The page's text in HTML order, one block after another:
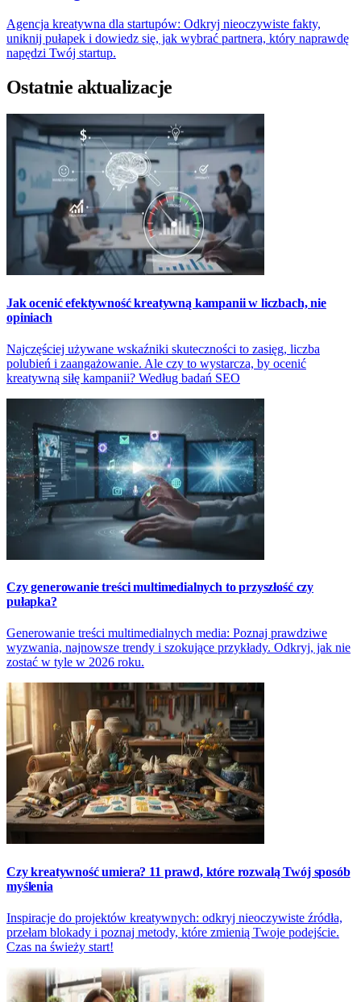
Agencja kreatywna dla startupów: Odkryj nieoczywiste fakty,
uniknij pułapek i dowiedz się, jak wybrać partnera, który naprawdę
napędzi Twój startup.
Ostatnie aktualizacje
Jak ocenić efektywność kreatywną kampanii w liczbach, nie
opiniach
Najczęściej używane wskaźniki skuteczności to zasięg, liczba
polubień i zaangażowanie. Ale czy to wystarcza, by ocenić
kreatywną siłę kampanii? Według badań SEO
Czy generowanie treści multimedialnych to przyszłość czy
pułapka?
Generowanie treści multimedialnych media: Poznaj prawdziwe
wyzwania, najnowsze trendy i szokujące przykłady. Odkryj, jak nie
zostać w tyle w 2026 roku.
Czy kreatywność umiera? 11 prawd, które rozwalą Twój sposób
myślenia
Inspiracje do projektów kreatywnych: odkryj nieoczywiste źródła,
przełam blokady i poznaj metody, które zmienią Twoje podejście.
Czas na świeży start!